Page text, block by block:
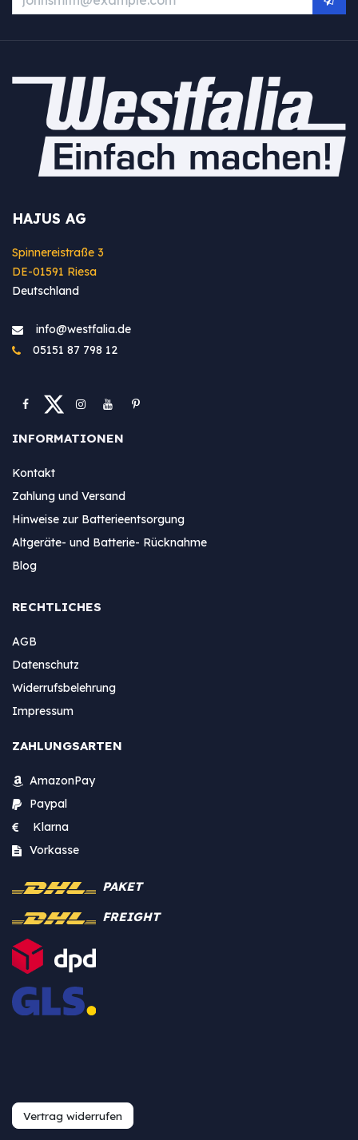
HAJUS AG
Spinnereistraße 3
DE-01591 Riesa
Deutschland
info@westfa​lia.de
05151 87 798 12
INFORMATIONEN
Kontakt
Zahlung und Versand
Hinweise zur Batterieentsorgung
Altgeräte- und Batterie- Rücknahme
Blog
RECHTLICHES
AGB
Datenschutz
Widerrufsbelehrung
Impressum
ZAHLUNGSARTEN
AmazonPay
Paypal
Klarna
Vorkasse
PAKET
FREIGHT
Vertrag widerrufen